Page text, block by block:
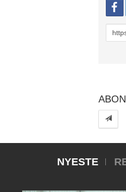
URL
to
NYESTE